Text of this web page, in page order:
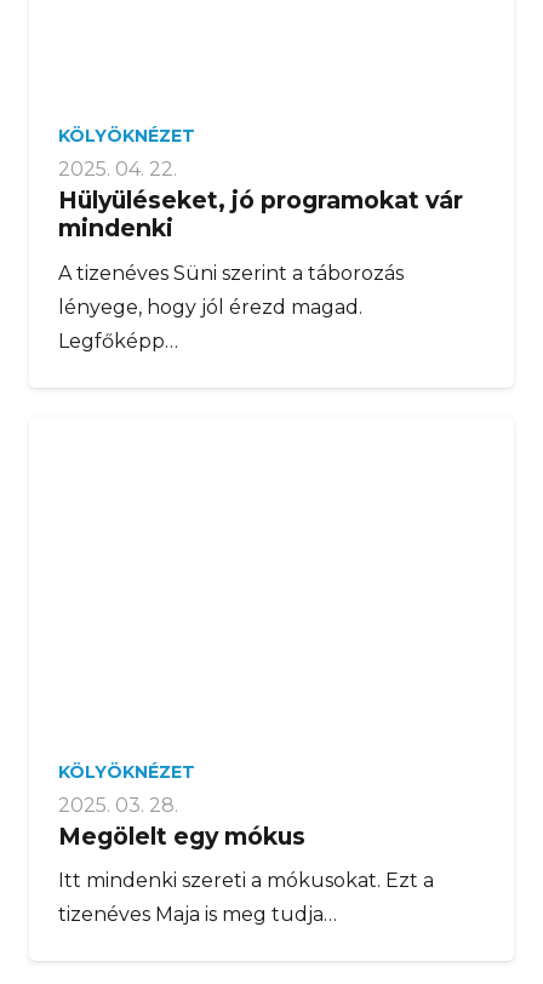
KÖLYÖKNÉZET
2025. 04. 22.
Hülyüléseket, jó programokat vár
mindenki
A tizenéves Süni szerint a táborozás
lényege, hogy jól érezd magad.
Legfőképp…
KÖLYÖKNÉZET
2025. 03. 28.
Megölelt egy mókus
Itt mindenki szereti a mókusokat. Ezt a
tizenéves Maja is meg tudja…